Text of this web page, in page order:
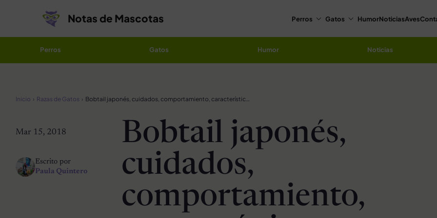
Notas de Mascotas Perros Gatos HumorNoticiasAves
Perros Gatos Humor Noticias
Inicio Razas de Gatos Bobtail japonés, cuidados, comportamiento, características y curiosidades
Mar 15, 2018
Escrito por
Paula Quintero
Bobtail japonés,
cuidados,
comportamiento,